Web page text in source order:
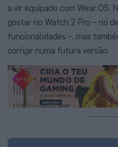
a vir equipado com Wear OS.
gostar no Watch 2 Pro – no
funcionalidades –, mas
corrigir numa futura versão.